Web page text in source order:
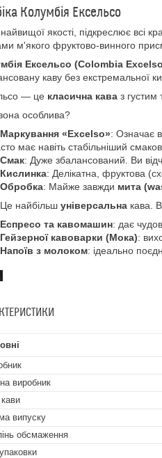
Колумбія Ексельсо
якості, підкреслює всі
м'якого фруктово-винного
Ексельсо (Colombia
каву без екстремальної
— це класична кава з густим
особлива?
Маркування «Excelso»: Означає
має навіть стабільніший
Смак: Дуже збалансований. Ви
Кислинка: Делікатна, фруктова
Обробка: Майже завжди мита
Це найбільш універсальна кава.
Еспресо та кавомашин: дає
Гейзерної кавоварки (Мока):
Напоїв з молоком: ідеально
виробник
випуску
обсмаження